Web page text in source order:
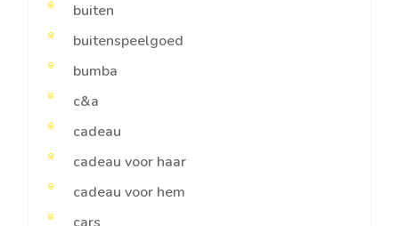
buiten
buitenspeelgoed
bumba
c&a
cadeau
cadeau voor haar
cadeau voor hem